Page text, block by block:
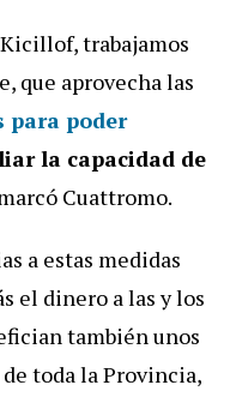
trabajamos
que aprovecha las
para poder
la capacidad de
Cuattromo.
a estas medidas
el dinero a las y los
también unos
de toda la Provincia,